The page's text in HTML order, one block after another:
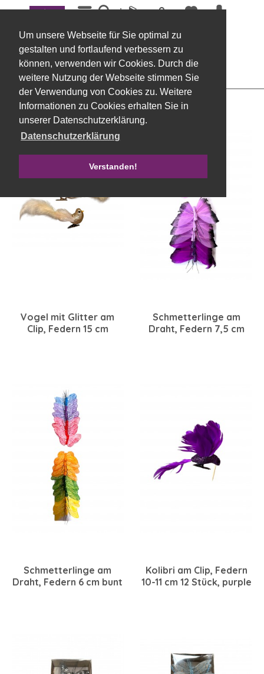
Um unsere Webseite für Sie optimal zu
gestalten und fortlaufend verbessern zu
können, verwenden wir Cookies. Durch die
weitere Nutzung der Webseite stimmen Sie
der Verwendung von Cookies zu. Weitere
Informationen zu Cookies erhalten Sie in
unserer Datenschutzerklärung.
Datenschutzerklärung
Verstanden!
Menü
Accessoirs
Filtern
Vogel mit Glitter am
Clip, Federn 15 cm
Schmetterlinge am
Draht, Federn 7,5 cm
Schmetterlinge am
Draht, Federn 6 cm bunt
Kolibri am Clip, Federn
10-11 cm 12 Stück, purple